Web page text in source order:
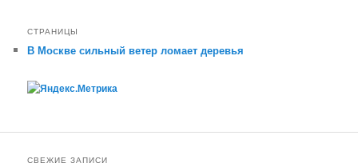
СТРАНИЦЫ
В Москве сильный ветер ломает деревья
СВЕЖИЕ ЗАПИСИ